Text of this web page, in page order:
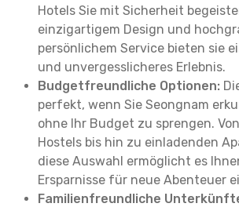
Hotels Sie mit Sicherheit
einzigartigem Design und
persönlichem Service bieten sie
und unvergesslicheres Erlebnis.
Budgetfreundliche Optionen:
perfekt, wenn Sie Seongnam
ohne Ihr Budget zu sprengen.
Hostels bis hin zu einladenden
diese Auswahl ermöglicht es
Ersparnisse für neue Abenteuer
Familienfreundliche